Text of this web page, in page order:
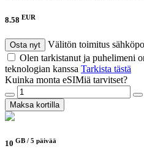
8.58 EUR
Osta nyt
Välitön toimitus
Olen tarkistanut ja puhelimeni
teknologian kanssa Tarkista tästä
Kuinka monta eSIMiä tarvitset?
Maksa kortilla
10 GB / 5 päivää